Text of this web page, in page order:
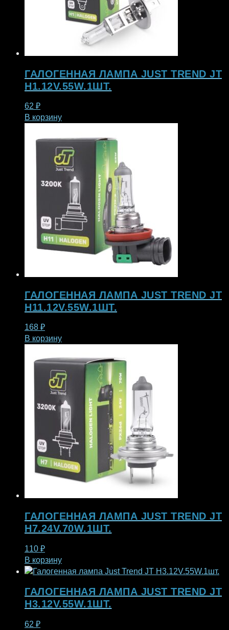
ГАЛОГЕННАЯ ЛАМПА JUST TREND JT
H1.12V.55W.1ШТ.
62 ₽
В корзину
ГАЛОГЕННАЯ ЛАМПА JUST TREND JT
H11.12V.55W.1ШТ.
168 ₽
В корзину
ГАЛОГЕННАЯ ЛАМПА JUST TREND JT
H7.24V.70W.1ШТ.
110 ₽
В корзину
ГАЛОГЕННАЯ ЛАМПА JUST TREND JT
H3.12V.55W.1ШТ.
62 ₽